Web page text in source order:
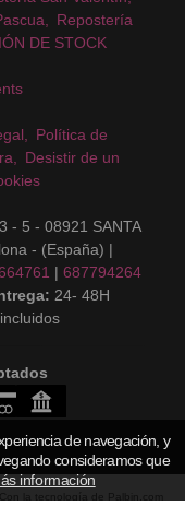
Repostería
DE STOCK
Política de
Desistir de un
- 5 - 08921 SANTA
- (España) |
| 687794264
24- 48H
la tecnología de Palbin.com
de navegación, y
consideramos que
información